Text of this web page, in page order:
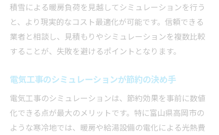
積雪による暖房負荷を見越してシミュレーションを行う
と、より現実的なコスト最適化が可能です。信頼できる
業者と相談し、見積もりやシミュレーションを複数比較
することが、失敗を避けるポイントとなります。
電気工事のシミュレーションが節約の決め手
電気工事のシミュレーションは、節約効果を事前に数値
化できる点が最大のメリットです。特に富山県高岡市の
ような寒冷地では、暖房や給湯設備の電化による光熱費